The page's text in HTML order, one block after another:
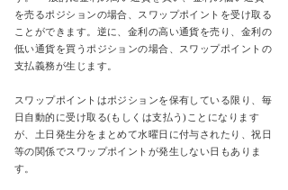
を売るポジションの場合、スワップポイントを受け取る
ことができます。逆に、金利の高い通貨を売り、金利の
低い通貨を買うポジションの場合、スワップポイントの
支払義務が生じます。
スワップポイントはポジションを保有している限り、毎
日自動的に受け取る(もしくは支払う)ことになります
が、土日発生分をまとめて水曜日に付与されたり、祝日
等の関係でスワップポイントが発生しない日もありま
す。